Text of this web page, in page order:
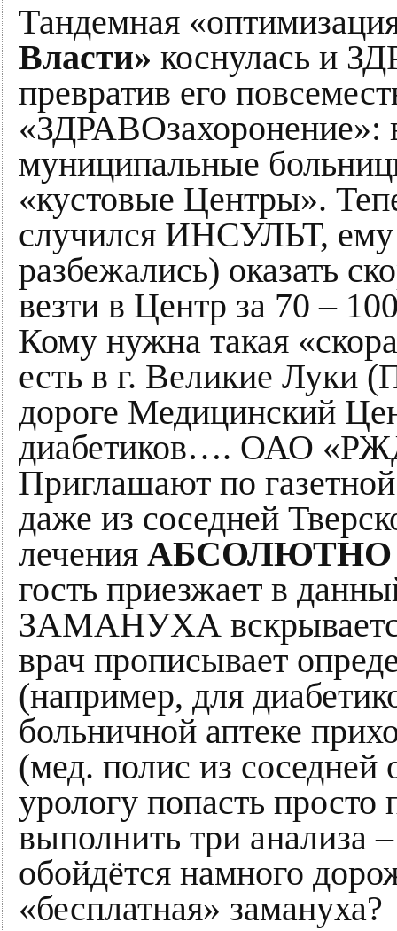
Тандемная
Власти» коснулась и
превратив его
«ЗДРАВОзахоронение»:
муниципальные
«кустовые Центры».
случился ИНСУЛЬТ, ему
разбежались) оказать
везти в Центр за 70 –
Кому нужна такая
есть в г. Великие Луки
дороге Медицинский
диабетиков…. ОАО
Приглашают по
даже из соседней
лечения АБСОЛЮТНО
гость приезжает в
ЗАМАНУХА
врач прописывает
(например, для
больничной аптеке
(мед. полис из соседней
урологу попасть просто
выполнить три анализа
обойдётся намного
«бесплатная» замануха?